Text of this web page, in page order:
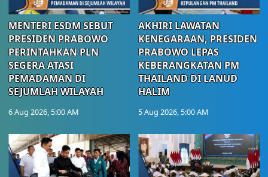
MENTERI ESDM SEBUT
PRESIDEN PRABOWO
PERINTAHKAN PLN
SEGERA ATASI
PEMADAMAN DI
SEJUMLAH WILAYAH
6 Aug 2026, 5:00 AM
AKHIRI LAWATAN
KENEGARAAN, PRESIDEN
PRABOWO LEPAS
KEBERANGKATAN PM
THAILAND DI LANUD
HALIM
5 Aug 2026, 5:00 AM